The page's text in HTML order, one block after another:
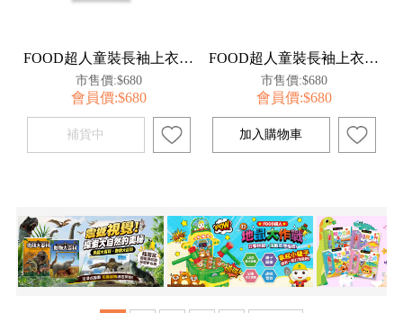
FOOD超人童裝長袖上衣100-藍【百事特】
市售價:$680
會員價:$680
FOOD超人童裝長袖上衣100-黃(足球)【百事特】
市售價:$680
會員價:$680